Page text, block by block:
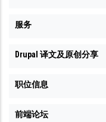
服务
Drupal 译文及原创分享
职位信息
前端论坛